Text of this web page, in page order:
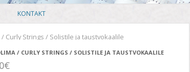
content
KONTAKT
/ Curly Strings / Solistile ja taustvokaalile
/ CURLY STRINGS / SOLISTILE JA TAUSTVOKAALILE